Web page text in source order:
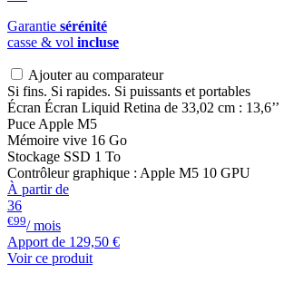
Garantie sérénité
casse & vol incluse
Ajouter au comparateur
Si fins. Si rapides. Si puissants et portables
Écran Écran Liquid Retina de 33,02 cm : 13,6’’
Puce Apple M5
Mémoire vive 16 Go
Stockage SSD 1 To
Contrôleur graphique : Apple M5 10 GPU
À partir de
36
€99/ mois
Apport de 129,50 €
Voir ce produit